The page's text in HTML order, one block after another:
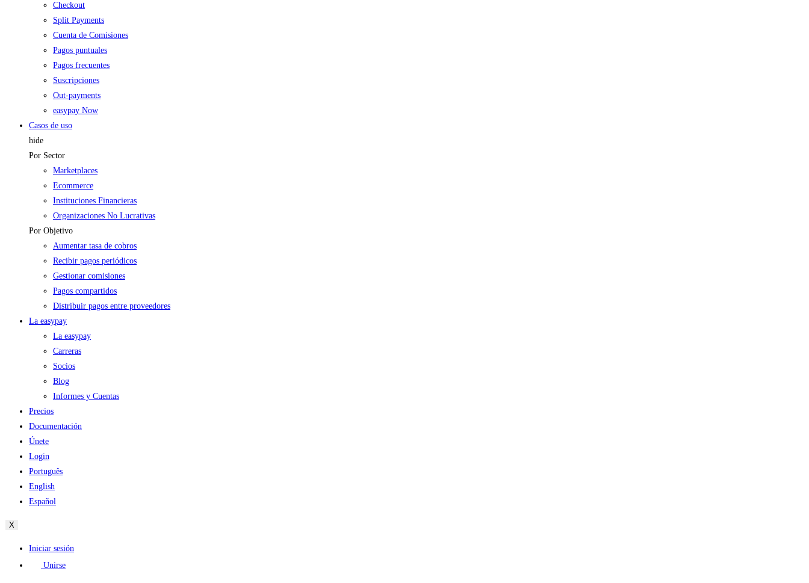
Checkout
Split Payments
Cuenta de Comisiones
Pagos puntuales
Pagos frecuentes
Suscripciones
Out-payments
easypay Now
Casos de uso
hide
Por Sector
Marketplaces
Ecommerce
Instituciones Financieras
Organizaciones No Lucrativas
Por Objetivo
Aumentar tasa de cobros
Recibir pagos periódicos
Gestionar comisiones
Pagos compartidos
Distribuir pagos entre proveedores
La easypay
La easypay
Carreras
Socios
Blog
Informes y Cuentas
Precios
Documentación
Únete
Login
Português
English
Español
X
Iniciar sesión
Unirse